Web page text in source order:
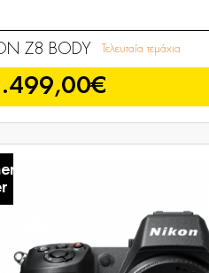
Z8 BODY Τελευταία τεμάχια